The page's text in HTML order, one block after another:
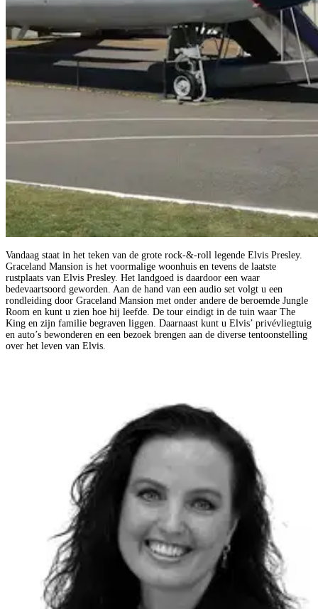
Vandaag staat in het teken van de grote rock-&-roll legende Elvis Presley.
Graceland Mansion is het voormalige woonhuis en tevens de laatste
rustplaats van Elvis Presley. Het landgoed is daardoor een waar
bedevaartsoord geworden. Aan de hand van een audio set volgt u een
rondleiding door Graceland Mansion met onder andere de beroemde Jungle
Room en kunt u zien hoe hij leefde. De tour eindigt in de tuin waar The
King en zijn familie begraven liggen. Daarnaast kunt u Elvis’ privévliegtuig
en auto’s bewonderen en een bezoek brengen aan de diverse tentoonstelling
over het leven van Elvis.